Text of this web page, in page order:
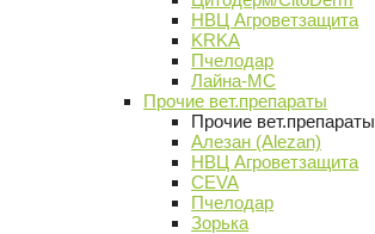
НВЦ Агроветзащита
KRKA
Пчелодар
Лайна-МС
Прочие вет.препараты
Прочие вет.препараты
Алезан (Alezan)
НВЦ Агроветзащита
CEVA
Пчелодар
Зорька